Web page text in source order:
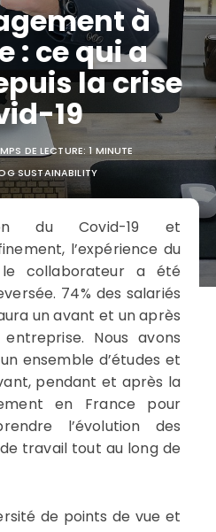
à
: ce qui a
la crise
19
DE LECTURE:1 MINUTE
SUSTAINABILITY
du Covid-19 et
l’expérience du
collaborateur a été
74% des salariés
un avant et un après
Nous avons
ensemble d’études et
pendant et après la
en France pour
l’évolution des
travail tout au long de
de points de vue et